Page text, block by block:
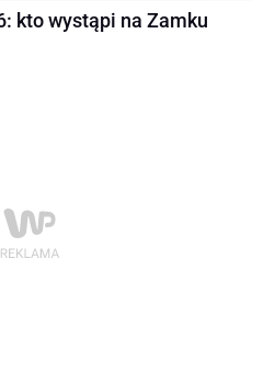
kto wystąpi na Zamku